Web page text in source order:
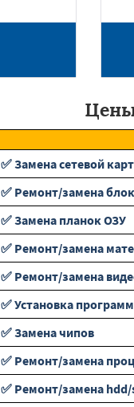
✅ Замена сетевой
✅ Ремонт/замена
✅ Замена планок ОЗУ
✅ Ремонт/замена
✅ Ремонт/замена
✅ Установка
✅ Замена чипов
✅ Ремонт/замена
✅ Ремонт/замена hdd/